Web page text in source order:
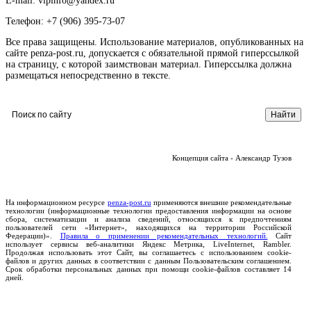
Телефон: +7 (906) 395-73-07
Все права защищены. Использование материалов, опубликованных на
сайте penza-post.ru, допускается с обязательной прямой гиперссылкой
на страницу, с которой заимствован материал. Гиперссылка должна
размещаться непосредственно в тексте.
Концепция сайта - Александр Тузов
На информационном ресурсе penza-post.ru применяются внешние рекомендательные
технологии (информационные технологии предоставления информации на основе
сбора, систематизации и анализа сведений, относящихся к предпочтениям
пользователей сети «Интернет», находящихся на территории Российской
Федерации)». Правила о применении рекомендательных технологий.
Сайт
использует сервисы веб-аналитики Яндекс Метрика, LiveInternet, Rambler.
Продолжая использовать этот Сайт, вы соглашаетесь с использованием cookie-
файлов и других данных в соответствии с данным Пользовательским соглашением.
Срок обработки персональных данных при помощи cookie-файлов составляет 14
дней.